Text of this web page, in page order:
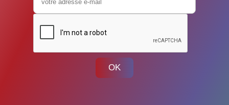
OK